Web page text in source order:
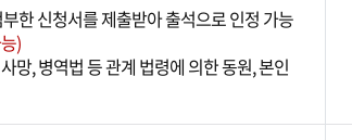
한 신청서를 제출받아 출석으로 인정 가능
)
망, 병역법 등 관계 법령에 의한 동원, 본인